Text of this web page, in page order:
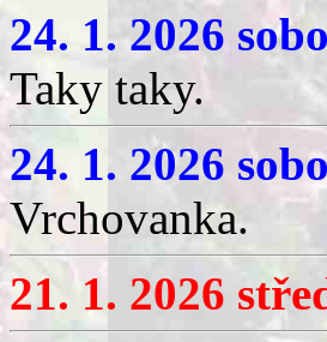
24. 1. 2026
Taky taky.
24. 1. 2026
Vrchovanka.
21. 1. 2026